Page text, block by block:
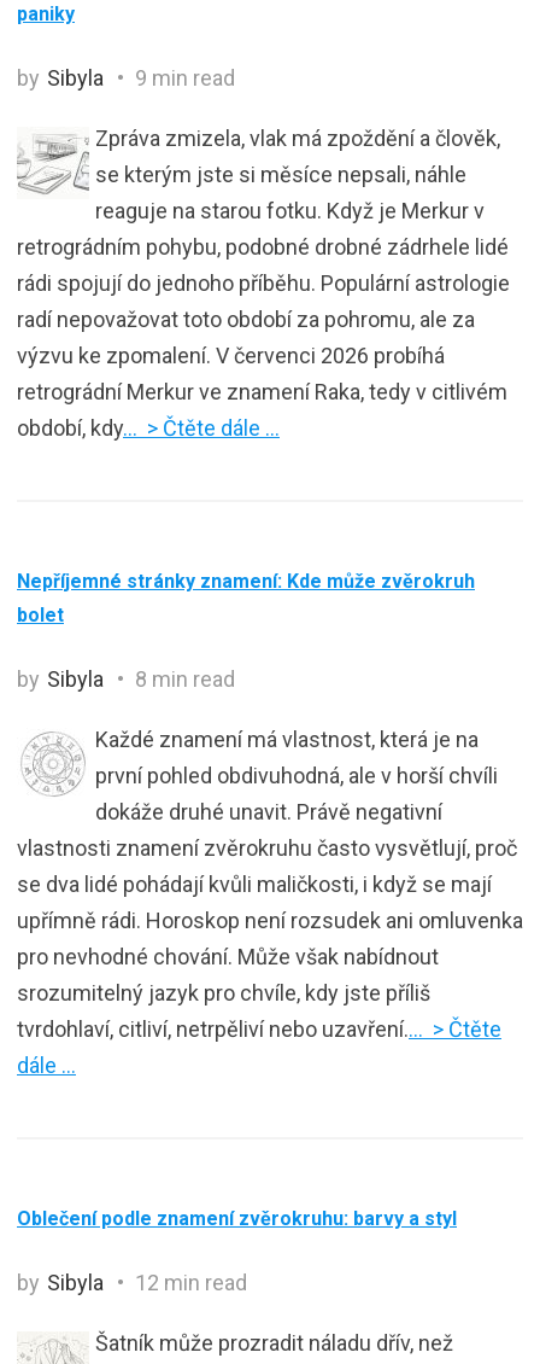
paniky
by Sibyla 9 min read
Zpráva zmizela, vlak má zpoždění a člověk,
se kterým jste si měsíce nepsali, náhle
reaguje na starou fotku. Když je Merkur v
retrográdním pohybu, podobné drobné zádrhele lidé
rádi spojují do jednoho příběhu. Populární astrologie
radí nepovažovat toto období za pohromu, ale za
výzvu ke zpomalení. V červenci 2026 probíhá
retrográdní Merkur ve znamení Raka, tedy v citlivém
období, kdy… > Čtěte dále …
Nepříjemné stránky znamení: Kde může zvěrokruh
bolet
by Sibyla 8 min read
Každé znamení má vlastnost, která je na
první pohled obdivuhodná, ale v horší chvíli
dokáže druhé unavit. Právě negativní
vlastnosti znamení zvěrokruhu často vysvětlují, proč
se dva lidé pohádají kvůli maličkosti, i když se mají
upřímně rádi. Horoskop není rozsudek ani omluvenka
pro nevhodné chování. Může však nabídnout
srozumitelný jazyk pro chvíle, kdy jste příliš
tvrdohlaví, citliví, netrpěliví nebo uzavření.… > Čtěte
dále …
Oblečení podle znamení zvěrokruhu: barvy a styl
by Sibyla 12 min read
Šatník může prozradit náladu dřív, než